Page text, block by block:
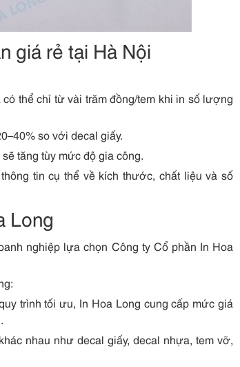
giá rẻ tại Hà Nội
có thể chỉ từ vài trăm đồng/tem khi in số lượng
so với decal giấy.
sẽ tăng tùy mức độ gia công.
tin cụ thể về kích thước, chất liệu và số
Long
nghiệp lựa chọn Công ty Cổ phần In Hoa
trình tối ưu, In Hoa Long cung cấp mức giá
nhau như decal giấy, decal nhựa, tem vỡ,